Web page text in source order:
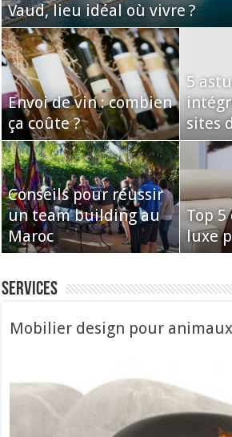
Vaud, lieu idéal où vivre ?
Envoi de vin : combien
ça coûte ?
5
sites
Conseils pour réussir
un team building au
Maroc
Top 5
luxe
Services
Mobilier design pour animaux